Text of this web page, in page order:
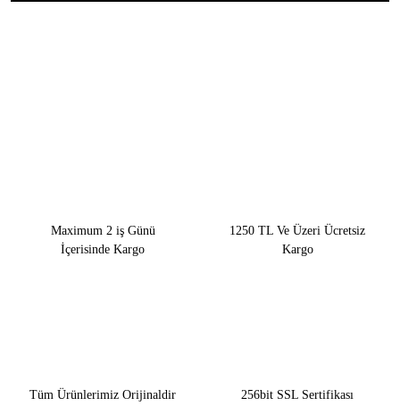
Maximum 2 iş Günü
İçerisinde Kargo
1250 TL Ve Üzeri Ücretsiz
Kargo
Tüm Ürünlerimiz Orijinaldir
256bit SSL Sertifikası